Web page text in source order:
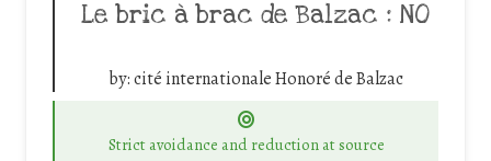
Le bric à brac de Balzac : NO
by:cité internationale Honoré de Balzac
Strict avoidance and reduction at source